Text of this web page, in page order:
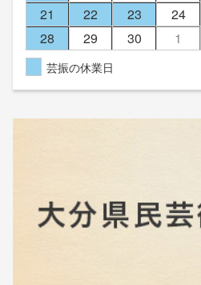
21
22 23 24
28
29 30 1
芸振の休業日